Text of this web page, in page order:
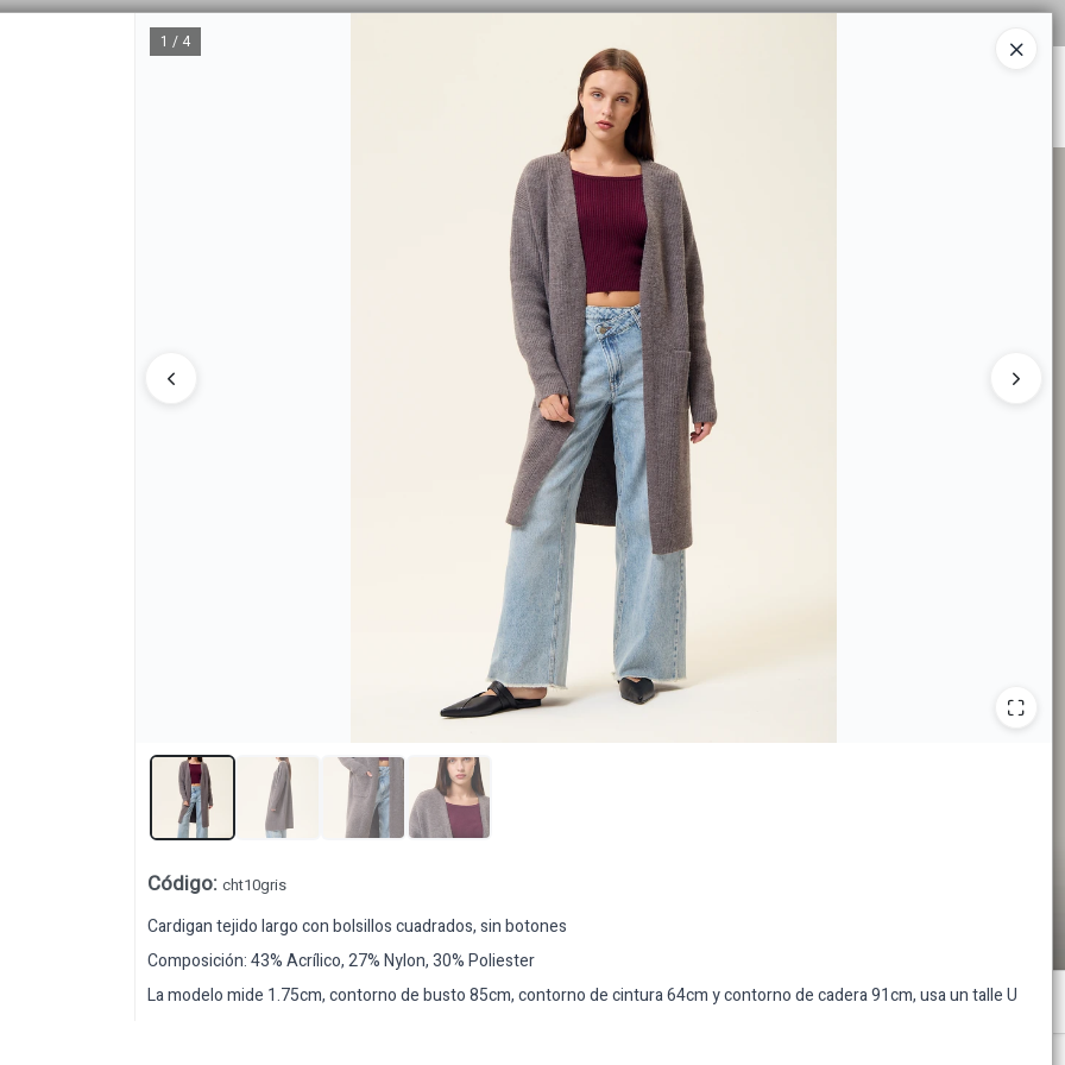
1 / 4
Código: cht10gris
Cardigan tejido largo con bolsillos cuadrados, sin botones
Composición: 43% Acrílico, 27% Nylon, 30% Poliester
La modelo mide 1.75cm, contorno de busto 85cm, contorno de cintura 64cm y contorno de cadera 91cm, usa un talle U
COMPRA MINIMA MAYORISTA $200.000
TABLA DE TALLES TIENDA MINORISTA